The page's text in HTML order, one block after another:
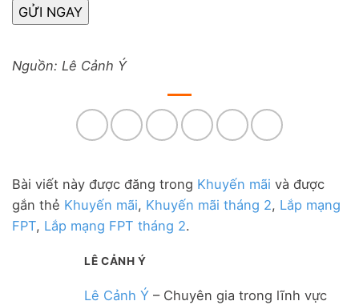
Nguồn: Lê Cảnh Ý
Bài viết này được đăng trong Khuyến mãi và được
gắn thẻ Khuyến mãi, Khuyến mãi tháng 2, Lắp mạng
FPT, Lắp mạng FPT tháng 2.
LÊ CẢNH Ý
Lê Cảnh Ý – Chuyên gia trong lĩnh vực